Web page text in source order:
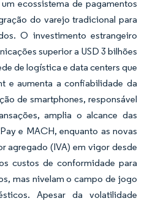
ecossistema de pagamentos
do varejo tradicional para
O investimento estrangeiro
superior a USD 3 bilhões
de logística e data centers que
e aumenta a confiabilidade da
de smartphones, responsável
amplia o alcance das
e MACH, enquanto as novas
agregado (IVA) em vigor desde
custos de conformidade para
mas nivelam o campo de jogo
Apesar da volatilidade